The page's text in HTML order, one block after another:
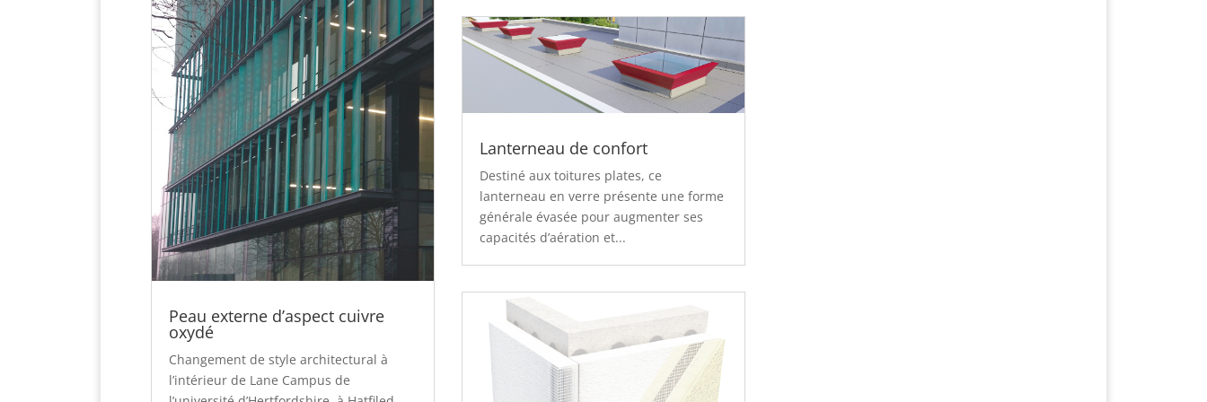
Peau externe d’aspect cuivre
oxydé
Changement de style architectural à
l’intérieur de Lane Campus de
Lanterneau de confort
Destiné aux toitures plates, ce
lanterneau en verre présente une forme
générale évasée pour augmenter ses
capacités d’aération et...